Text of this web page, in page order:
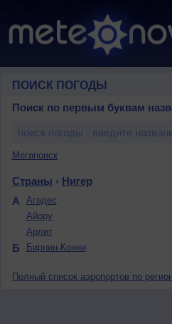
ПОИСК ПОГОДЫ
Поиск по первым буквам
Мегапоиск
Страны › Нигер
А
Агадес
Айору
Арлит
Б Бирнин-Конни
Полный список аэропортов по